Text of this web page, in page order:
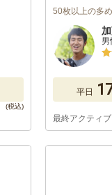
50枚以上の多
平日
最終アクティ